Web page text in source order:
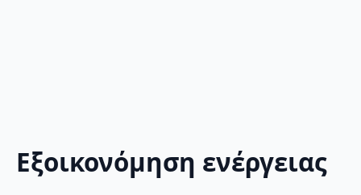
Εξοικονόμηση ενέργειας